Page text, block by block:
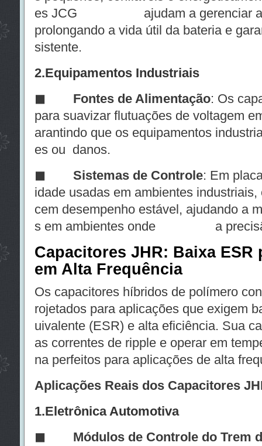
es JCG ajudam a gerenciar a
prolongando a vida útil da bateria e
sistente.
2.Equipamentos Industriais
◼ Fontes de Alimentação: Os
para suavizar flutuações de voltagem
arantindo que os equipamentos
es ou danos.
◼ Sistemas de Controle: Em
idade usadas em ambientes
cem desempenho estável, ajudando a
s em ambientes onde a
Capacitores JHR: Baixa
em Alta Frequência
Os capacitores híbridos de polímero
rojetados para aplicações que exigem
uivalente (ESR) e alta eficiência. Sua
as correntes de ripple e operar em
na perfeitos para aplicações de alta
Aplicações Reais dos Capacitores
1.Eletrônica Automotiva
◼ Módulos de Controle do Trem